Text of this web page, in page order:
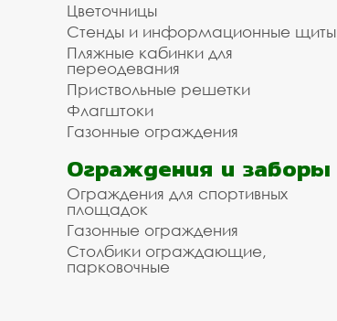
Цветочницы
Стенды и информационные щиты
Пляжные кабинки для
переодевания
Приствольные решетки
Флагштоки
Газонные ограждения
Ограждения и заборы
Ограждения для спортивных
площадок
Газонные ограждения
Столбики ограждающие,
парковочные